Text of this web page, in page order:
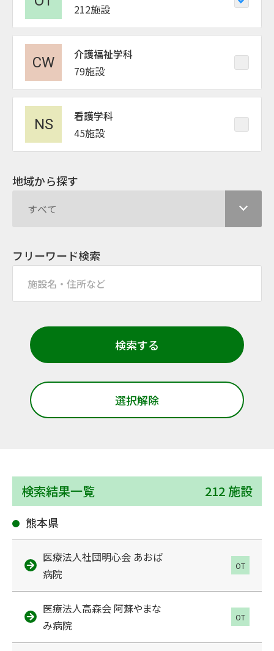
212施設
介護福祉学科
79施設
看護学科
45施設
地域から探す
フリーワード検索
検索する
選択解除
検索結果一覧 212 施設
熊本県
医療法人社団明心会 あおば
病院
OT
医療法人高森会 阿蘇やまな
み病院
OT